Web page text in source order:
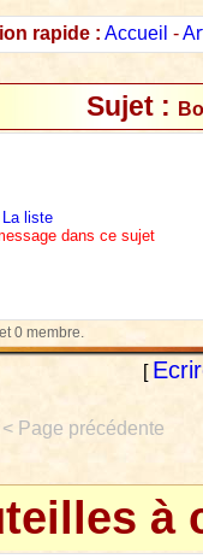
rapide : Accueil -
Sujet :
liste
dans ce sujet
0 membre.
[
< Page précédente
à